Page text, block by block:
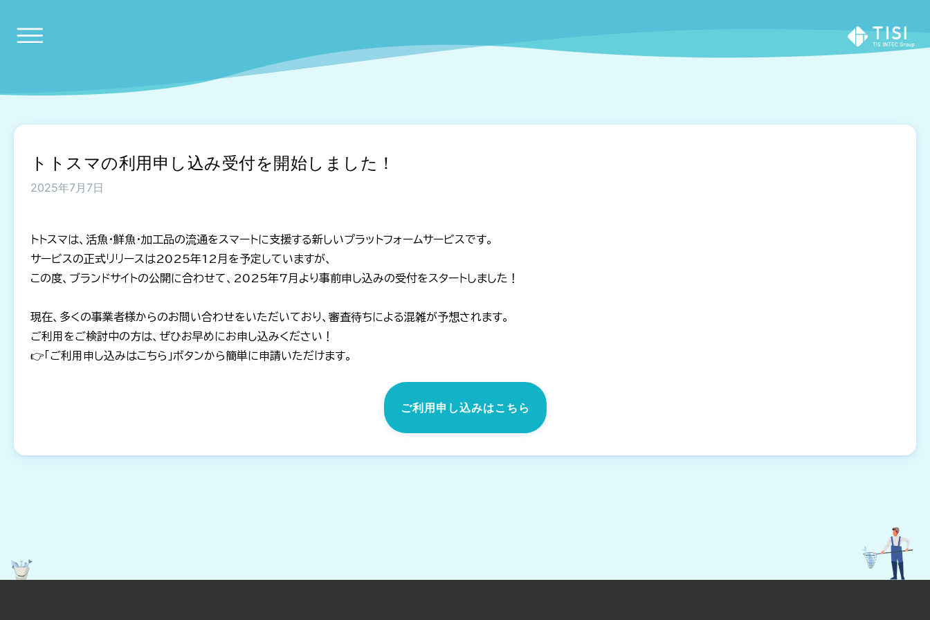
トトスマの利用申し込み受付を開始しました！
2025年7月7日
トトスマは、活魚・鮮魚・加工品の流通をスマートに支援する新しいプラットフォームサービスです。
サービスの正式リリースは2025年12月を予定していますが、
この度、ブランドサイトの公開に合わせて、2025年7月より事前申し込みの受付をスタートしました！
現在、多くの事業者様からのお問い合わせをいただいており、審査待ちによる混雑が予想されます。
ご利用をご検討中の方は、ぜひお早めにお申し込みください！
👉「ご利用申し込みはこちら」ボタンから簡単に申請いただけます。
ご利用申し込みはこちら